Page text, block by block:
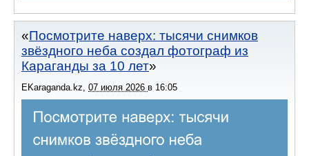
Посмотрите наверх: тысячи снимков
звёздного неба создал фотограф из
Караганды за 10 лет
EKaraganda.kz 07 июля 2026 в 16:05